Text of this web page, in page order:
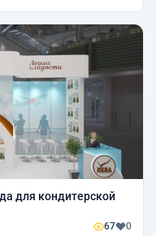
для кондитерской
67 0